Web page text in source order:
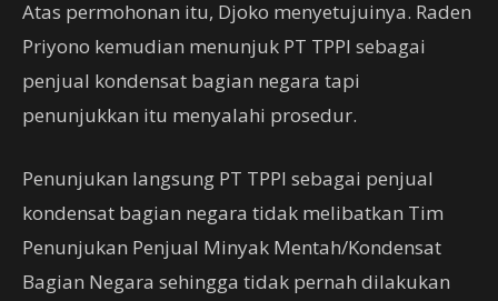
Atas permohonan itu, Djoko menyetujuinya. Raden
Priyono kemudian menunjuk PT TPPI sebagai
penjual kondensat bagian negara tapi
penunjukkan itu menyalahi prosedur.
Penunjukan langsung PT TPPI sebagai penjual
kondensat bagian negara tidak melibatkan Tim
Penunjukan Penjual Minyak Mentah/Kondensat
Bagian Negara sehingga tidak pernah dilakukan